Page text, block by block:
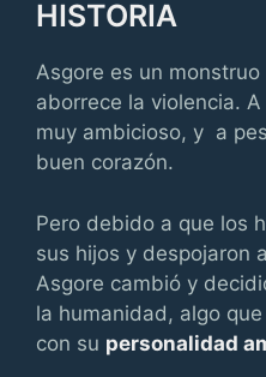
HISTORIA
Asgore es un
aborrece la violencia.
muy ambicioso, y a
buen corazón.
Pero debido a que los
sus hijos y despojaron
Asgore cambió y
la humanidad, algo
con su personalidad